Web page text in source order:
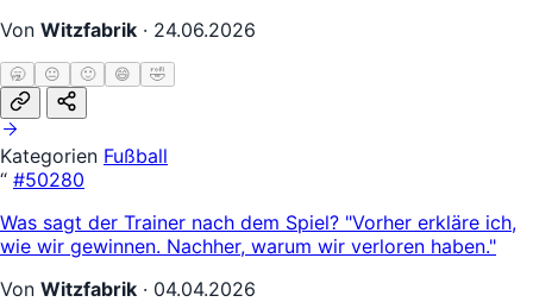
Von Witzfabrik · 24.06.2026
🥱 😐 🙂 😄 🤣
Kategorien Fußball
“ #50280
Was sagt der Trainer nach dem Spiel? "Vorher erkläre ich,
wie wir gewinnen. Nachher, warum wir verloren haben."
Von Witzfabrik · 04.04.2026